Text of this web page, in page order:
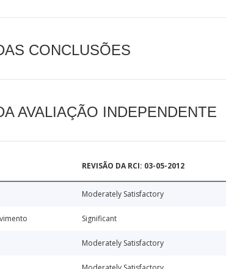
CONCLUSÕES
AVALIAÇÃO INDEPENDENTE
REVISÃO DA RCI: 03-05-2012
Moderately Satisfactory
Significant
Moderately Satisfactory